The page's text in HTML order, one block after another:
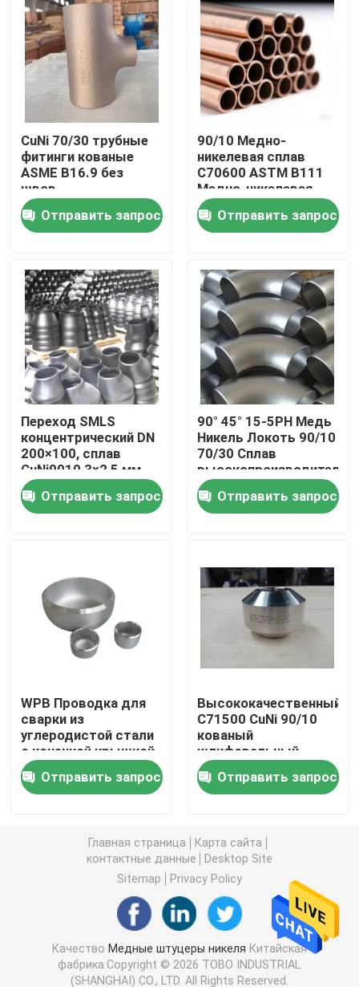
Дом
Товары
Тур по фабрике
Контроль качества
Свяжитесь с нами
Сделать запрос
Медные штуцеры никеля
Медная труба никеля
Медная Адвокатура никеля
Медная плита никеля
Уменьшение штуцера тройника
Перекрестный штуцер трубы
Штуцер редуктора
CuNi 70/30 трубные
фитинги кованые
ASME B16.9 без
швов
Отправить запрос
90/10 Медно-
никелевая сплав
C70600 ASTM B111
Медно-никелевая
трубка
Отправить запрос
Переход SMLS
концентрический DN
200×100, сплав
CuNi9010 3×2,5 мм,
высокопроизводительный
под стыковую
сварку
Отправить запрос
90° 45° 15-5PH Медь
Никель Локоть 90/10
70/30 Сплав
промышленный
Отправить запрос
WPB Проводка для
сварки из
углеродистой стали
с конечной крышкой,
никелевой крышкой
90/10 70/30
Отправить запрос
Высококачественный
C71500 CuNi 90/10
кованый
шлифовальный
носочек, 1/2"-4"
Размер,
настраиваемый
Отправить запрос
Главная страница
Карта сайта
контактные данные
Desktop Site
Sitemap
Privacy Policy
Качество Медные штуцеры никеля Китайская
фабрика.Copyright © 2026 TOBO INDUSTRIAL
(SHANGHAI) CO., LTD. All Rights Reserved.